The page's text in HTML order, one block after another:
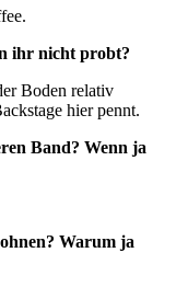
ihr nicht probt?
Boden relativ
hier pennt.
Band? Wenn ja
Warum ja